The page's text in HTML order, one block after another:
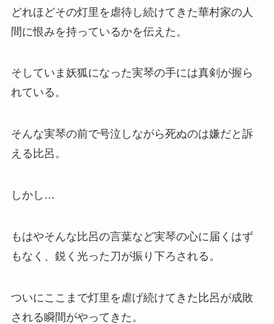
どれほどその灯里を虐待し続けてきた華村家の人
間に恨みを持っているかを伝えた。
そしていま妖狐になった実琴の手には真剣が握ら
れている。
そんな実琴の前で号泣しながら死ぬのは嫌だと訴
える比呂。
しかし…
もはやそんな比呂の言葉など実琴の心に届くはず
もなく、鋭く光った刀が振り下ろされる。
ついにここまで灯里を虐げ続けてきた比呂が成敗
される瞬間がやってきた。